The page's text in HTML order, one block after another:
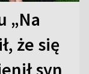
„Na
że się